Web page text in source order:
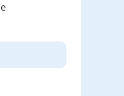
woont, betaal je een aanvullende